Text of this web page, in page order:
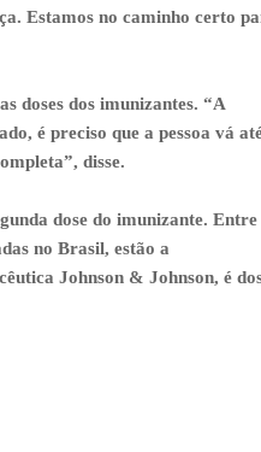
Estamos no caminho certo
doses dos imunizantes. “A
é preciso que a pessoa vá
disse.
dose do imunizante. Entre
no Brasil, estão a
Johnson & Johnson, é